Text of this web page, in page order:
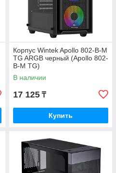
Корпус Wintek Apollo 802-B-M
TG ARGB черный (Apollo 802-
B-M TG)
В наличии
17 125 ₸
Купить